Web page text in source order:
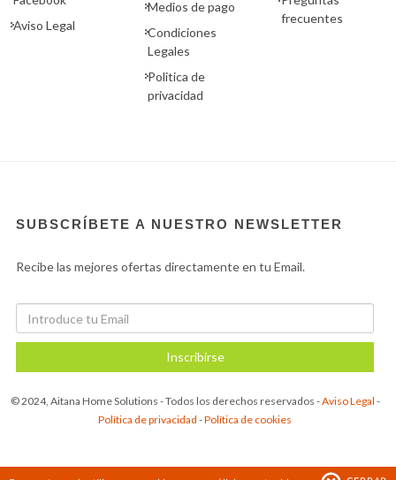
Aviso Legal
Medios de pago
Condiciones
Legales
Politica de
privacidad
frecuentes
SUBSCRÍBETE A NUESTRO NEWSLETTER
Recibe las mejores ofertas directamente en tu Email.
Inscribirse
© 2024, Aitana Home Solutions - Todos los derechos reservados -Aviso Legal -
Política de privacidad -Política de cookies